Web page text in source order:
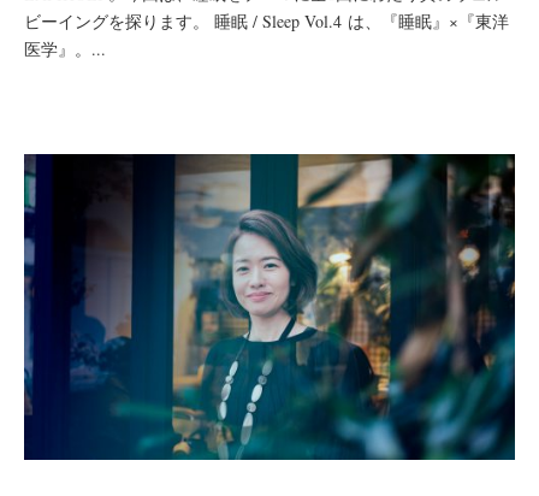
ビーイングを探ります。 睡眠 / Sleep Vol.4 は、『睡眠』×『東洋
医学』。...